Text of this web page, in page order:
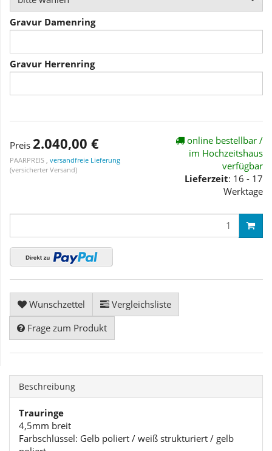
Gravur Damenring
Gravur Herrenring
Preis 2.040,00 €
PAARPREIS , versandfreie Lieferung
(versicherter Versand)
online bestellbar /
im Hochzeitshaus
verfügbar
Lieferzeit: 16 - 17
Werktage
Wunschzettel
Vergleichsliste
Frage zum Produkt
Beschreibung
Trauringe
4,5mm breit
Farbschlüssel: Gelb poliert / weiß strukturiert / gelb